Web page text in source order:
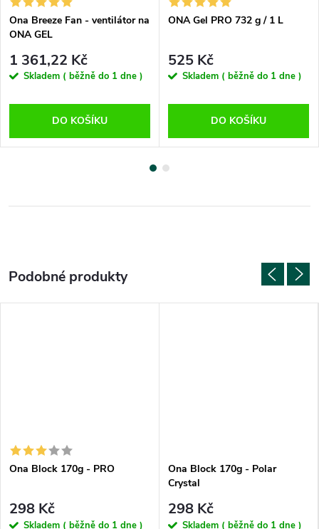
Ona Breeze Fan - ventilátor na
ONA GEL
1 361,22 Kč
Skladem ( běžně do 1 dne )
DO KOŠÍKU
ONA Gel PRO 732 g / 1 L
525 Kč
Skladem ( běžně do 1 dne )
DO KOŠÍKU
Ona Block 170g - PRO
298 Kč
Skladem ( běžně do 1 dne )
Ona Block 170g - Polar
Crystal
298 Kč
Skladem ( běžně do 1 dne )